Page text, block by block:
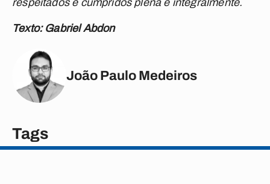
respeitados e cumpridos plena e integralmente.
Texto: Gabriel Abdon
João Paulo Medeiros
Tags